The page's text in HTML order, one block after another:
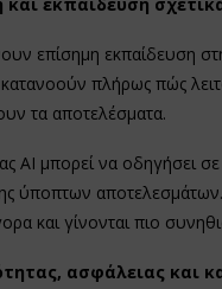
επίσημη εκπαίδευση
πλήρως πώς
τα αποτελέσματα.
AI μπορεί να οδηγήσει
ύποπτων
και γίνονται πιο
ασφάλειας και